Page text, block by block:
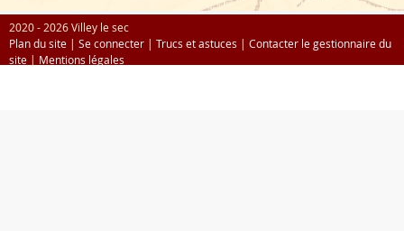
2020 - 2026 Villey le sec
Plan du site | Se connecter | Trucs et astuces | Contacter le gestionnaire du
site | Mentions légales